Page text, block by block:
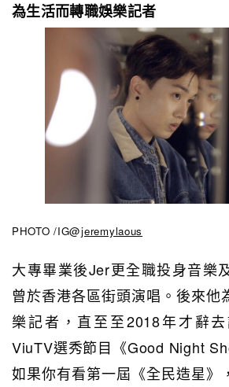
為生活而轉職娛樂記者
PHOTO /IG@jeremylaous
大專畢業後Jer更全職投身音樂
曾於香港各區街頭演唱。後來他
樂記者，直至至2018年才辭
ViuTV選秀節目《Good Night
如果你有看第一屆《全民造星》